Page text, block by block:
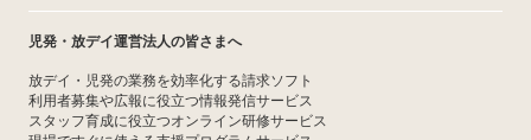
児発・放デイ運営法人の皆さまへ
放デイ・児発の業務を効率化する請求ソフト
利用者募集や広報に役立つ情報発信サービス
スタッフ育成に役立つオンライン研修サービス